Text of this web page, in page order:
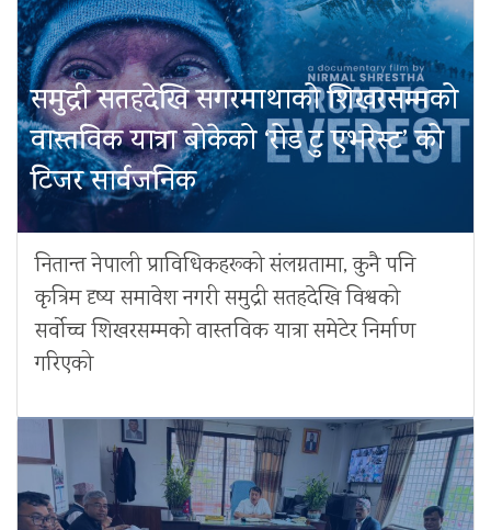
समुद्री सतहदेखि सगरमाथाको शिखरसम्मको
वास्तविक यात्रा बोकेको ‘रोड टु एभरेस्ट’ को
टिजर सार्वजनिक
नितान्त नेपाली प्राविधिकहरूको संलग्नतामा, कुनै पनि
कृत्रिम दृष्य समावेश नगरी समुद्री सतहदेखि विश्वको
सर्वोच्च शिखरसम्मको वास्तविक यात्रा समेटेर निर्माण
गरिएको